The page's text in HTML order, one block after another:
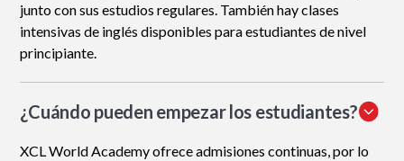
junto con sus estudios regulares. También hay clases
intensivas de inglés disponibles para estudiantes de nivel
principiante.
¿Cuándo pueden empezar los estudiantes?
XCL World Academy ofrece admisiones continuas, por lo